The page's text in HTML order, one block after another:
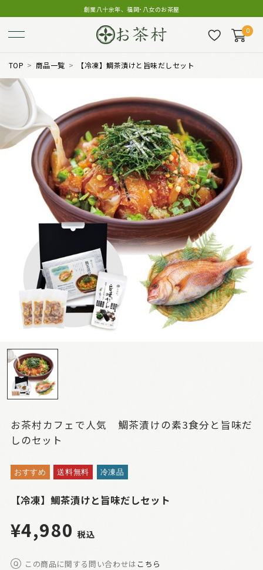
創業八十余年、福岡･八女のお茶屋
0
TOP 商品一覧 【冷凍】鯛茶漬けと旨味だしセット
お茶村カフェで人気 鯛茶漬けの素3食分と旨味だ
しのセット
おすすめ 送料無料 冷凍品
【冷凍】鯛茶漬けと旨味だしセット
¥4,980 税込
この商品に関する問い合わせは こちら